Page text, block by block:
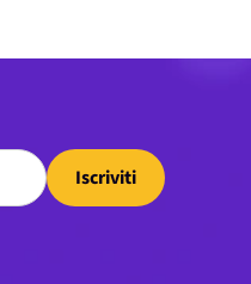
Iscriviti